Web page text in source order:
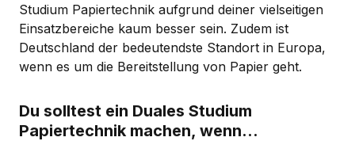
Studium Papiertechnik aufgrund deiner vielseitigen
Einsatzbereiche kaum besser sein. Zudem ist
Deutschland der bedeutendste Standort in Europa,
wenn es um die Bereitstellung von Papier geht.
Du solltest ein Duales Studium
Papiertechnik machen, wenn...